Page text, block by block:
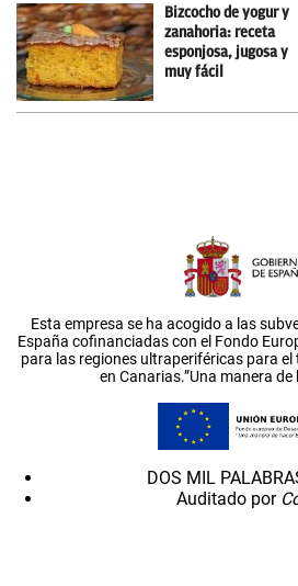
Bizcocho de yogur y
zanahoria: receta
esponjosa, jugosa y
muy fácil
Esta empresa se ha acogido a las
España cofinanciadas con el Fondo
para las regiones ultraperiféricas para
en Canarias.”Una manera de
DOS MIL
Auditado por